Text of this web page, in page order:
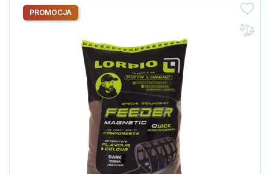
PROMOCJA